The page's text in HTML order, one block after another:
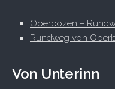
Oberbozen –
Rundweg von
Von Unterinn